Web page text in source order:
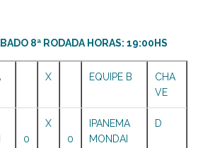
8ª RODADA HORAS: 19:00HS
X EQUIPE B
CHA
VE
0
X
0
IPANEMA
MONDAI
D